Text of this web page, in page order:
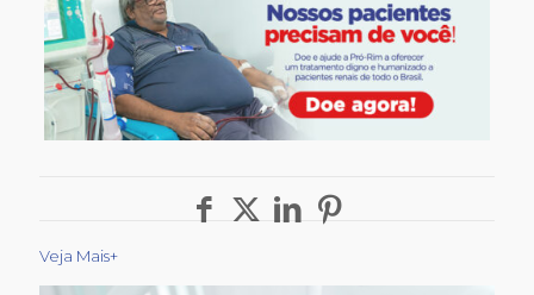
Veja Mais+